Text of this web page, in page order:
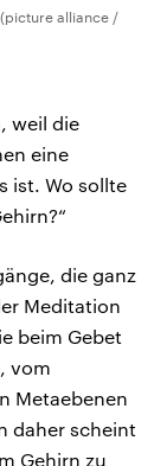
alliance /
weil die
eine
ist. Wo sollte
die ganz
Meditation
beim Gebet
vom
Metaebenen
daher scheint
Gehirn zu